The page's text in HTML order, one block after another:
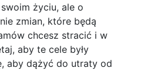
życiu, ale o
zmian, które będą
chcesz stracić i w
aby te cele były
aby dążyć do utraty od